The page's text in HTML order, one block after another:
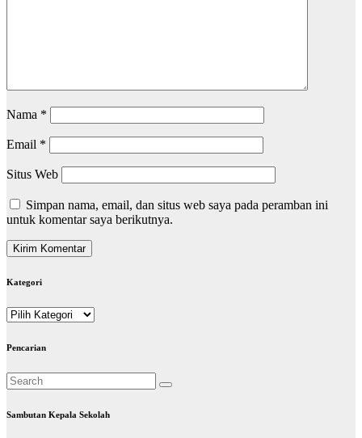
Nama *
Email *
Situs Web
Simpan nama, email, dan situs web saya pada peramban ini
untuk komentar saya berikutnya.
Kategori
Kategori
Pencarian
Sambutan Kepala Sekolah